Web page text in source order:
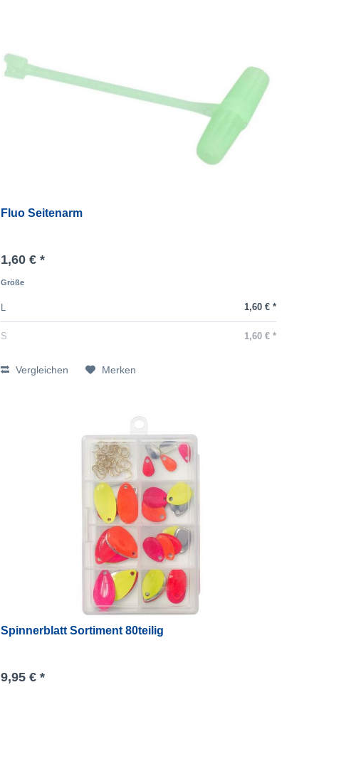
Fluo Seitenarm
1,60 € *
Größe
1,60 € *
S 1,60 € *
Vergleichen Merken
Spinnerblatt Sortiment 80teilig
9,95 € *